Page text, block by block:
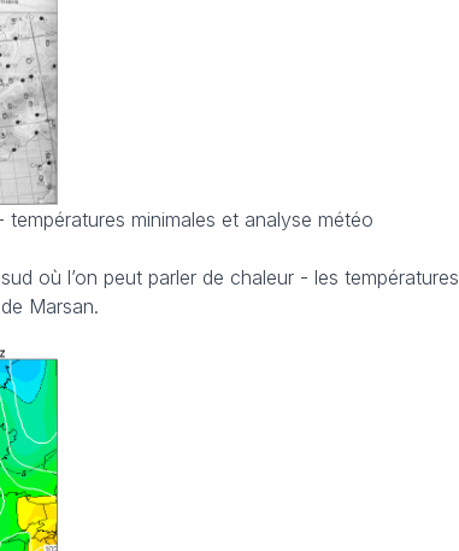
minimales et analyse météo
où l’on peut parler de chaleur - les températures
Marsan.